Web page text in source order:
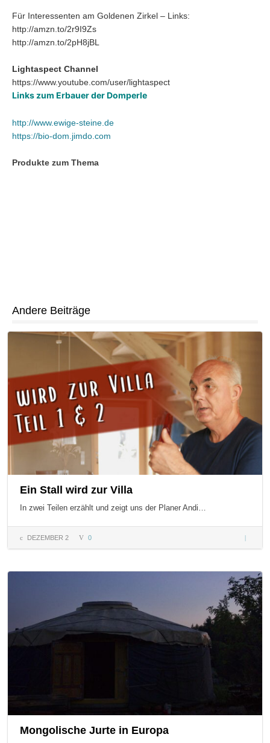
Für Interessenten am Goldenen Zirkel – Links:
http://amzn.to/2r9I9Zs
http://amzn.to/2pH8jBL
Lightaspect Channel
https://www.youtube.com/user/lightaspect
Links zum Erbauer der Domperle
http://www.ewige-steine.de
https://bio-dom.jimdo.com
Produkte zum Thema
Andere Beiträge
Ein Stall wird zur Villa
In zwei Teilen erzählt und zeigt uns der Planer Andi…
DEZEMBER 2 0
Stall
zur
Villa
Mongolische Jurte in Europa